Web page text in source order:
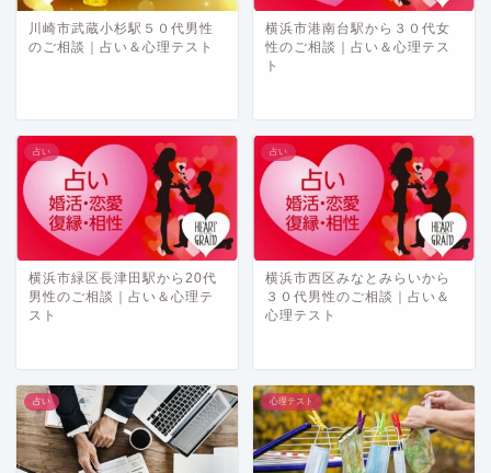
川崎市武蔵小杉駅５０代男性
のご相談｜占い＆心理テスト
横浜市港南台駅から３０代女
性のご相談｜占い＆心理テス
ト
占い
横浜市緑区長津田駅から20代
男性のご相談｜占い＆心理テ
スト
占い
横浜市西区みなとみらいから
３０代男性のご相談｜占い＆
心理テスト
占い 心理テスト